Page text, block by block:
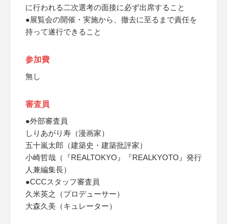
に行われる二次選考の面接に必ず出席すること
●展覧会の開催・実施から、撤去に至るまで責任を
持って遂行できること
参加費
無し
審査員
●外部審査員
しりあがり寿（漫画家）
五十嵐太郎（建築史・建築批評家）
小崎哲哉（『REALTOKYO』『REALKYOTO』発行
人兼編集長）
●CCCスタッフ審査員
久米英之（プロデューサー）
大森久美（キュレーター）